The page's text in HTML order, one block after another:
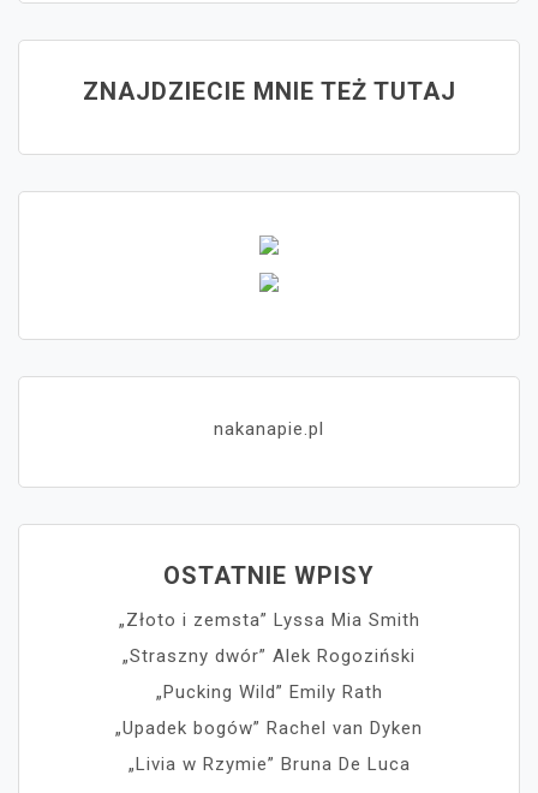
ZNAJDZIECIE MNIE TEŻ TUTAJ
nakanapie.pl
OSTATNIE WPISY
„Złoto i zemsta” Lyssa Mia Smith
„Straszny dwór” Alek Rogoziński
„Pucking Wild” Emily Rath
„Upadek bogów” Rachel van Dyken
„Livia w Rzymie” Bruna De Luca